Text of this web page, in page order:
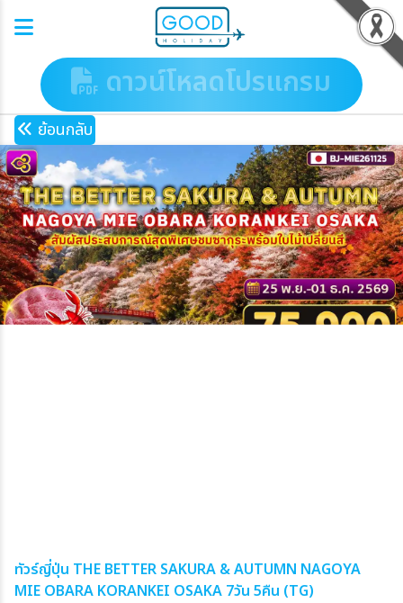
ดาวน์โหลดโปรแกรม
ย้อนกลับ
ทัวร์ญี่ปุ่น THE BETTER SAKURA & AUTUMN NAGOYA
MIE OBARA KORANKEI OSAKA 7วัน 5คืน (TG)